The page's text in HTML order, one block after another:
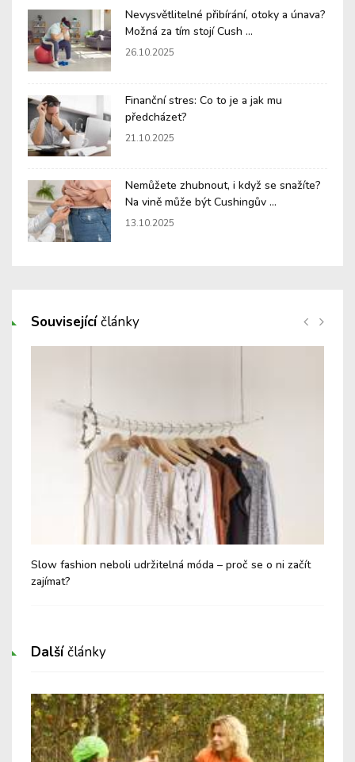
Nevysvětlitelné přibírání, otoky a únava?
Možná za tím stojí Cush ...
26.10.2025
Finanční stres: Co to je a jak mu
předcházet?
21.10.2025
Nemůžete zhubnout, i když se snažíte?
Na vině může být Cushingův ...
13.10.2025
Souvisejícíčlánky
Slow fashion neboli udržitelná móda – proč se o ni začít
zajímat?
Dalšíčlánky